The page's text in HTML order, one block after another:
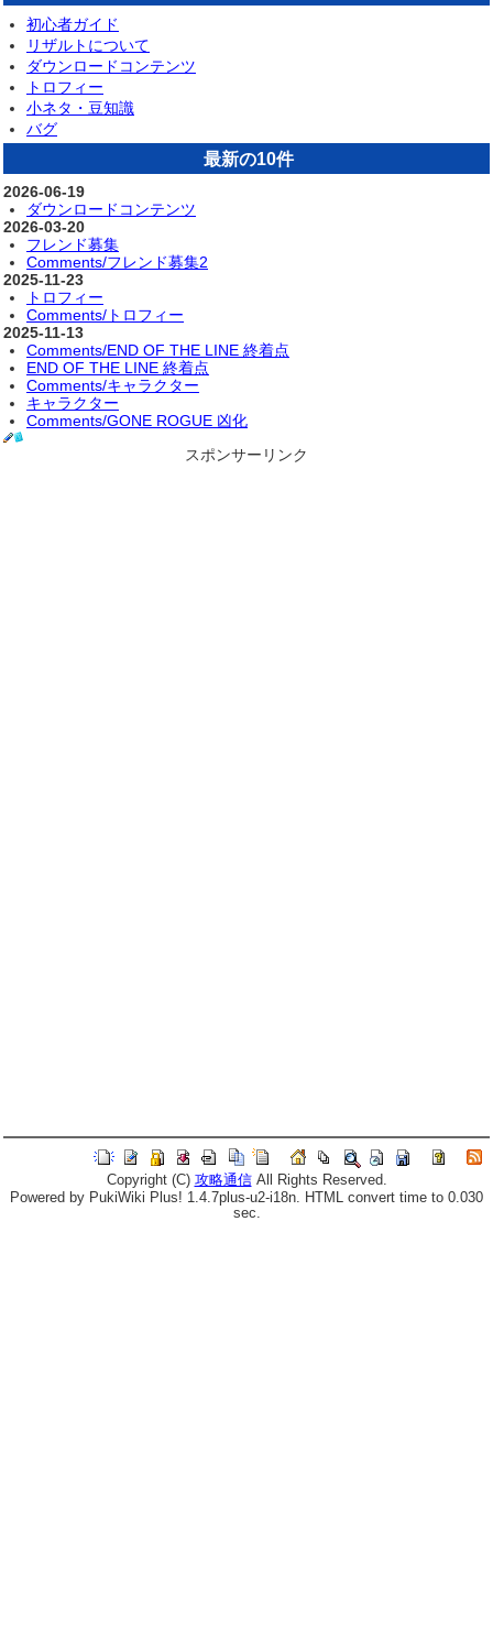
初心者ガイド
リザルトについて
ダウンロードコンテンツ
トロフィー
小ネタ・豆知識
バグ
最新の10件
2026-06-19
ダウンロードコンテンツ
2026-03-20
フレンド募集
Comments/フレンド募集2
2025-11-23
トロフィー
Comments/トロフィー
2025-11-13
Comments/END OF THE LINE 終着点
END OF THE LINE 終着点
Comments/キャラクター
キャラクター
Comments/GONE ROGUE 凶化
スポンサーリンク
Copyright (C) 攻略通信All Rights Reserved.
Powered by PukiWiki Plus! 1.4.7plus-u2-i18n. HTML convert time to 0.030
sec.